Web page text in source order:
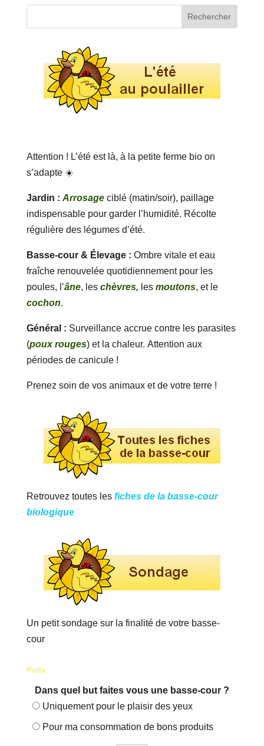
Attention ! L’été est là, à la petite ferme bio on
s’adapte ☀️
Jardin : Arrosageciblé (matin/soir), paillage
indispensable pour garder l’humidité. Récolte
régulière des légumes d’été.
Basse-cour & Élevage : Ombre vitale et eau
fraîche renouvelée quotidiennement pour les
poules, l’âne, les chèvres, les moutons, et le
cochon.
Général : Surveillance accrue contre les parasites
(poux rouges) et la chaleur. Attention aux
périodes de canicule !
Prenez soin de vos animaux et de votre terre !
Retrouvez toutes les fiches de la basse-cour
biologique
Un petit sondage sur la finalité de votre basse-
cour
Polls
Dans quel but faites vous une basse-cour ?
Uniquement pour le plaisir des yeux
Pour ma consommation de bons produits